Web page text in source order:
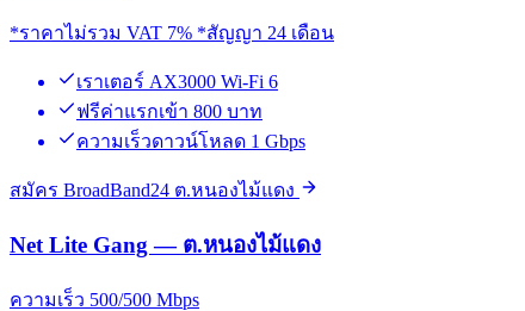
*ราคาไม่รวม VAT 7% *สัญญา 24 เดือน
เราเตอร์ AX3000 Wi-Fi 6
ฟรีค่าแรกเข้า 800 บาท
ความเร็วดาวน์โหลด 1 Gbps
สมัคร BroadBand24 ต.หนองไม้แดง
Net Lite Gang — ต.หนองไม้แดง
ความเร็ว 500/500 Mbps